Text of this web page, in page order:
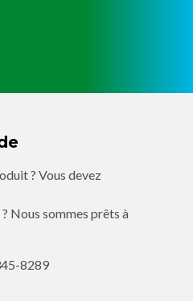
? Vous devez
Nous sommes prêts à
8289